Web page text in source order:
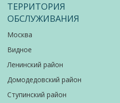
ТЕРРИТОРИЯ
ОБСЛУЖИВАНИЯ
Москва
Видное
Ленинский район
Домодедовский район
Ступинский район